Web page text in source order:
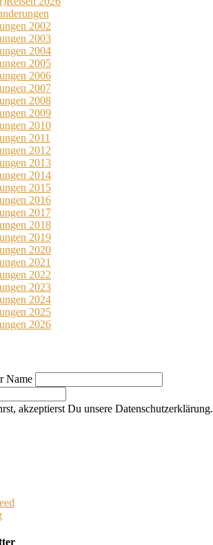
2002
2003
2004
2005
2006
2007
2008
2009
2010
2011
2012
2013
2014
2015
2016
2017
2018
2019
2020
2021
2022
2023
2024
2025
2026
Name
akzeptierst Du unsere Datenschutzerklärung.